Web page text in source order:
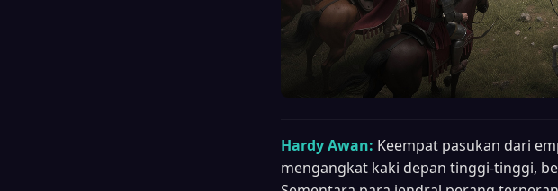
Hardy Awan: Keempat pasukan dari
mengangkat kaki depan tinggi-tinggi,